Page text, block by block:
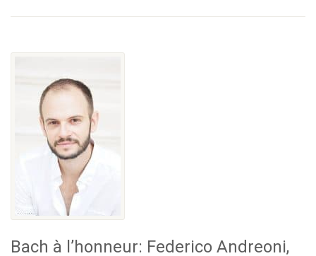
Bach à l’honneur: Federico Andreoni,